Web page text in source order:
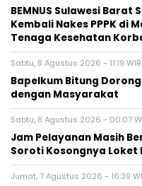
BEMNUS Sulawesi
Kembali Nakes PPPK di
Tenaga Kesehatan
Sabtu, 8 Agustus 2026 - 11:19 WIB
Bapelkum Bitung
dengan Masyarakat
Sabtu, 8 Agustus 2026 - 00:07
Jam Pelayanan Masih
Soroti Kosongnya Loket
Jumat, 7 Agustus 2026 - 16:39